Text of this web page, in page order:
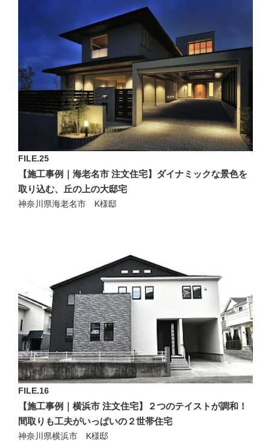
FILE.25
【施工事例｜海老名市 注文住宅】ダイナミックな景色を
取り込む、丘の上の大邸宅
神奈川県海老名市 K様邸
FILE.16
【施工事例｜横浜市 注文住宅】２つのテイストが調和！
間取りも工夫がいっぱいの２世帯住宅
神奈川県横浜市 K様邸